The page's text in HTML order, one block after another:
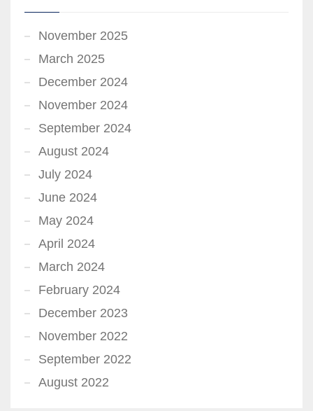
November 2025
March 2025
December 2024
November 2024
September 2024
August 2024
July 2024
June 2024
May 2024
April 2024
March 2024
February 2024
December 2023
November 2022
September 2022
August 2022